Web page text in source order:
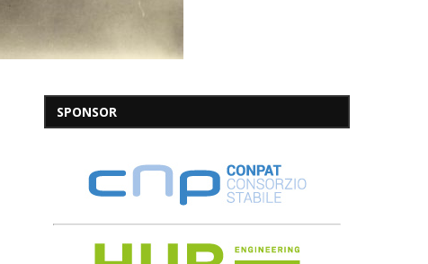
SPONSOR